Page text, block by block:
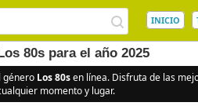
INICIO
80s para el año 2025
género Los 80sen línea. Disfruta de las
momento y lugar.